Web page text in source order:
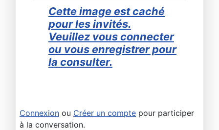
Cette image est caché
pour les invités.
Veuillez vous connecter
ou vous enregistrer pour
la consulter.
Connexion ou Créer un compte pour participer
à la conversation.